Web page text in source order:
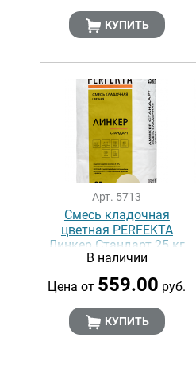
КУПИТЬ
Арт. 5713
Смесь кладочная
цветная PERFEKTA
Линкер Стандарт 25 кг
В наличии
Цена от 559.00 руб.
КУПИТЬ